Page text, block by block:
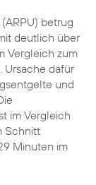
betrug
deutlich über
Vergleich zum
Ursache dafür
und
im Vergleich
Schnitt
Minuten im